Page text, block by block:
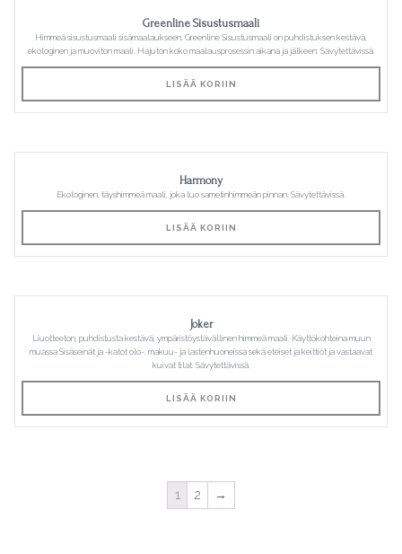
Greenline Sisustusmaali
Himmeä sisustusmaali sisämaalaukseen. Greenline Sisustusmaali on puhdistuksen kestävä,
ekologinen ja muoviton maali. Hajuton koko maalausprosessin aikana ja jälkeen. Sävytettävissä.
LISÄÄ KORIIN
Harmony
Ekologinen, täyshimmeä maali, joka luo sametinhimmeän pinnan. Sävytettävissä.
LISÄÄ KORIIN
Joker
Liuotteeton, puhdistusta kestävä, ympäristöystävällinen himmeä maali. Käyttökohteina muun
muassa Sisäseinät ja -katot olo-, makuu- ja lastenhuoneissa sekä eteiset ja keittiöt ja vastaavat
kuivat tilat. Sävytettävissä.
LISÄÄ KORIIN
1 2 →